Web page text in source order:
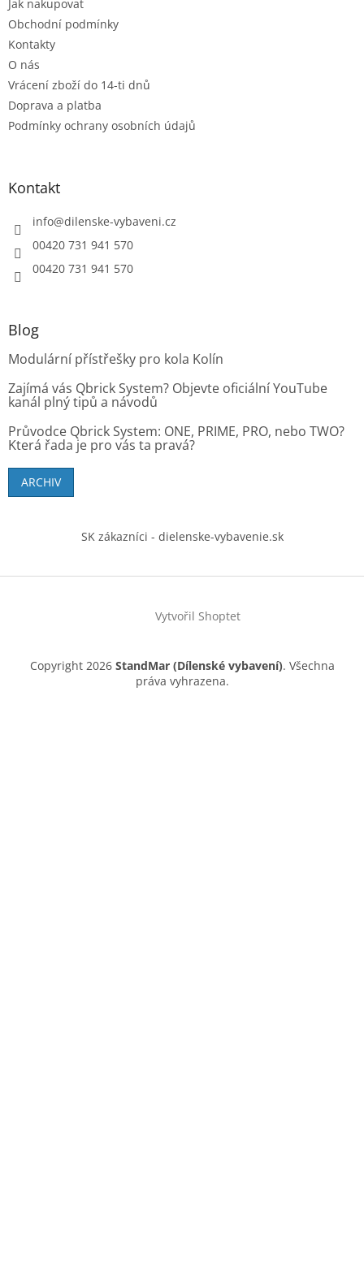
Jak nakupovat
Obchodní podmínky
Kontakty
O nás
Vrácení zboží do 14-ti dnů
Doprava a platba
Podmínky ochrany osobních údajů
Kontakt
info@dilenske-vybaveni.cz
00420 731 941 570
00420 731 941 570
Blog
Modulární přístřešky pro kola Kolín
Zajímá vás Qbrick System? Objevte oficiální YouTube
kanál plný tipů a návodů
Průvodce Qbrick System: ONE, PRIME, PRO, nebo TWO?
Která řada je pro vás ta pravá?
ARCHIV
SK zákazníci - dielenske-vybavenie.sk
Vytvořil Shoptet
Copyright 2026 StandMar (Dílenské vybavení). Všechna
práva vyhrazena.